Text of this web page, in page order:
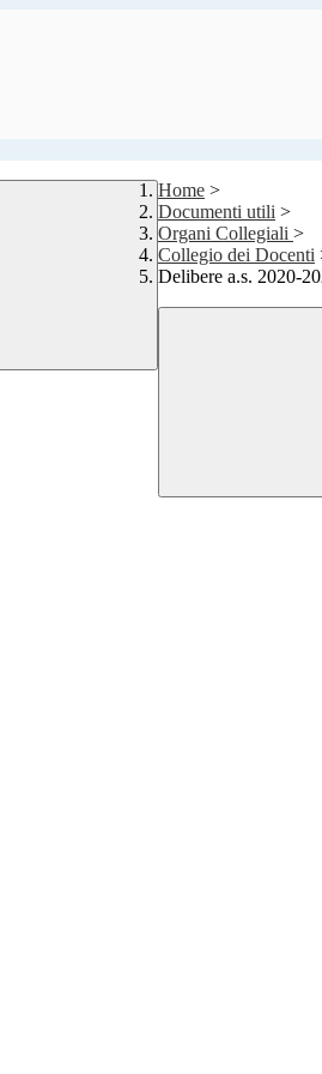
Home >
Documenti utili >
Organi Collegiali >
Collegio dei Docenti
Delibere a.s. 2020-